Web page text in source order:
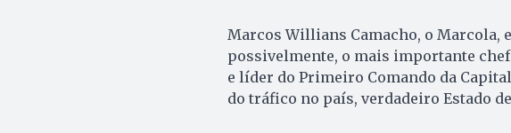
Marcos Willians Camacho, o Marcola,
possivelmente, o mais importante
e líder do Primeiro Comando da
do tráfico no país, verdadeiro Estado